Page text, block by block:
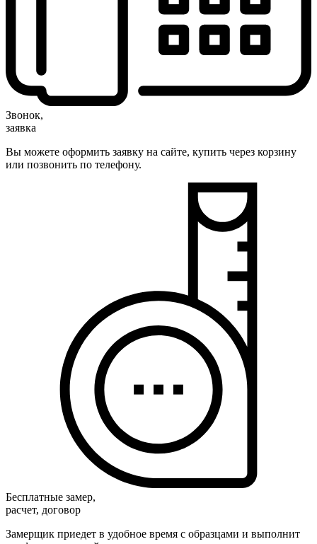
Звонок,
заявка
Вы можете оформить заявку на сайте, купить через корзину
или позвонить по телефону.
Бесплатные замер,
расчет, договор
Замерщик приедет в удобное время с образцами и выполнит